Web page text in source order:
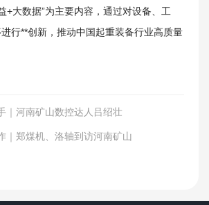
解决方案
+大数据”为主要内容，通过对设备、工
行**创新，推动中国起重装备行业高质量
｜河南矿山数控达人吕绍壮
｜郑煤机、洛轴到访河南矿山